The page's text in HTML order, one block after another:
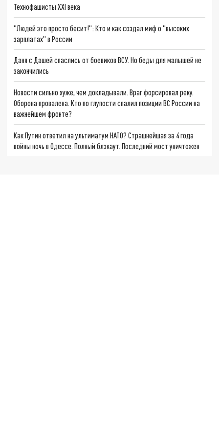
Технофашисты XXI века
"Людей это просто бесит!": Кто и как создал миф о "высоких
зарплатах" в России
Даня с Дашей спаслись от боевиков ВСУ. Но беды для малышей не
закончились
Новости сильно хуже, чем докладывали. Враг форсировал реку.
Оборона провалена. Кто по глупости спалил позиции ВС России на
важнейшем фронте?
Как Путин ответил на ультиматум НАТО? Страшнейшая за 4 года
войны ночь в Одессе. Полный блэкаут. Последний мост уничтожен